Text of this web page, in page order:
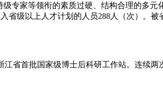
专家等领衔的素质过硬、结构合理的多
省级以上人才计划的人员288人（次）。
省首批国家级博士后科研工作站。连续